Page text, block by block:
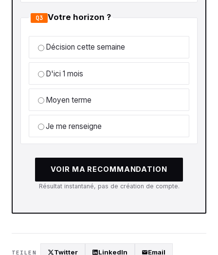
Q3 Votre horizon ?
Décision cette semaine
D'ici 1 mois
Moyen terme
Je me renseigne
VOIR MA RECOMMANDATION
Résultat instantané, pas de création de compte.
TEILEN Twitter LinkedIn Email